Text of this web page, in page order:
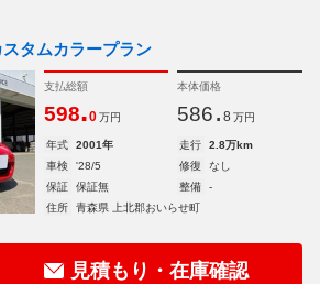
タムカラープラン
支払総額
598.0 万円
本体価格
586. 8 万円
年式 2001年 走行
2.8万km
車検
'28/5 修復
なし
保証
保証無 整備
-
住所
青森県 上北郡おいらせ町
見積もり・在庫確認